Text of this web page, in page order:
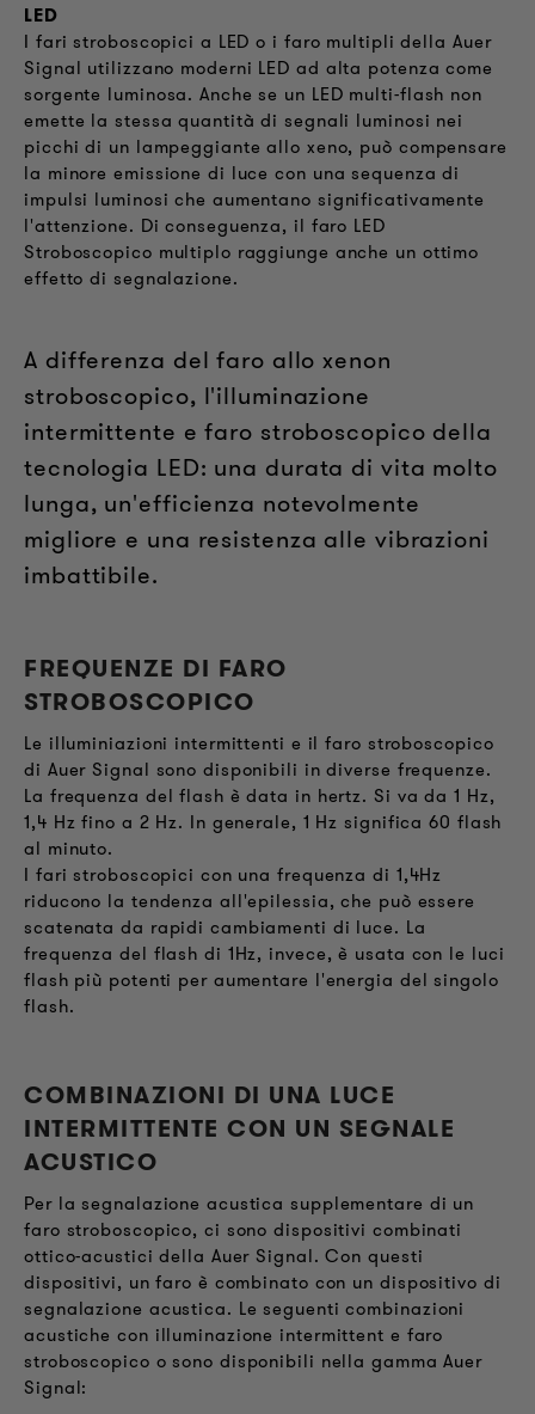
LED
I fari stroboscopici a LED o i faro multipli della Auer
Signal utilizzano moderni LED ad alta potenza come
sorgente luminosa. Anche se un LED multi-flash non
emette la stessa quantità di segnali luminosi nei
picchi di un lampeggiante allo xeno, può compensare
la minore emissione di luce con una sequenza di
impulsi luminosi che aumentano significativamente
l'attenzione. Di conseguenza, il faro LED
Stroboscopico multiplo raggiunge anche un ottimo
effetto di segnalazione.
A differenza del faro allo xenon
stroboscopico, l'illuminazione
intermittente e faro stroboscopico della
tecnologia LED: una durata di vita molto
lunga, un'efficienza notevolmente
migliore e una resistenza alle vibrazioni
imbattibile.
FREQUENZE DI FARO
STROBOSCOPICO
Le illuminiazioni intermittenti e il faro stroboscopico
di Auer Signal sono disponibili in diverse frequenze.
La frequenza del flash è data in hertz. Si va da 1 Hz,
1,4 Hz fino a 2 Hz. In generale, 1 Hz significa 60 flash
al minuto.
I fari stroboscopici con una frequenza di 1,4Hz
riducono la tendenza all'epilessia, che può essere
scatenata da rapidi cambiamenti di luce. La
frequenza del flash di 1Hz, invece, è usata con le luci
flash più potenti per aumentare l'energia del singolo
flash.
COMBINAZIONI DI UNA LUCE
INTERMITTENTE CON UN SEGNALE
ACUSTICO
Per la segnalazione acustica supplementare di un
faro stroboscopico, ci sono dispositivi combinati
ottico-acustici della Auer Signal. Con questi
dispositivi, un faro è combinato con un dispositivo di
segnalazione acustica. Le seguenti combinazioni
acustiche con illuminazione intermittent e faro
stroboscopico o sono disponibili nella gamma Auer
Signal: